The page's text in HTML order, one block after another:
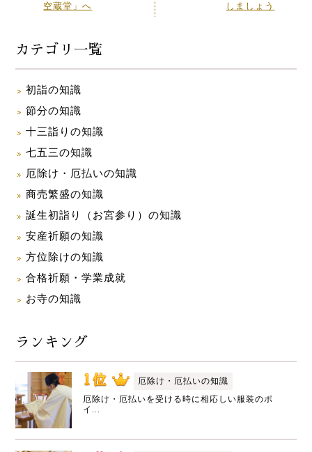
空蔵堂」へ
しましょう
カテゴリ一覧
初詣の知識
節分の知識
十三詣りの知識
七五三の知識
厄除け・厄払いの知識
商売繁盛の知識
誕生初詣り（お宮参り）の知識
安産祈願の知識
方位除けの知識
合格祈願・学業成就
お寺の知識
ランキング
厄除け・厄払いの知識
厄除け・厄払いを受ける時に相応しい服装のポ
イ...